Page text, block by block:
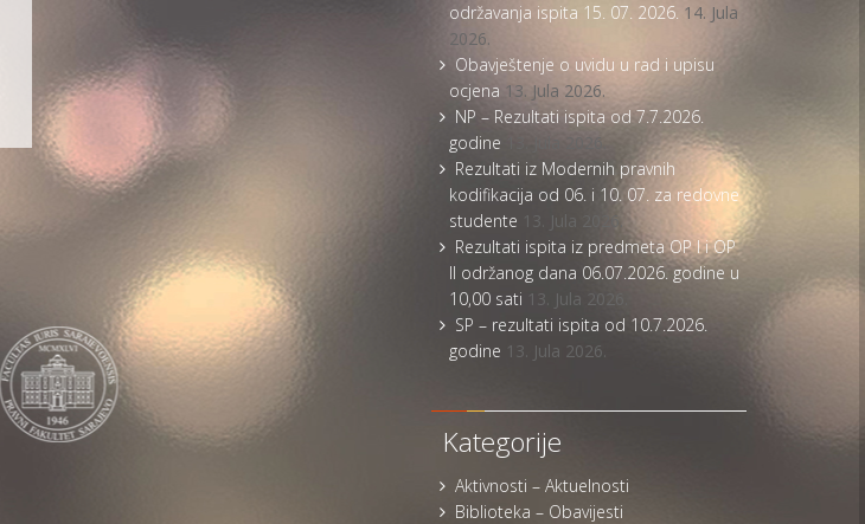
održavanja ispita 15. 07. 2026. 14. Jula
2026.
Obavještenje o uvidu u rad i upisu
ocjena 13. Jula 2026.
NP – Rezultati ispita od 7.7.2026.
godine
13. Jula 2026.
Rezultati iz Modernih pravnih
kodifikacija od 06. i 10. 07. za redovne
studente 13. Jula 2026.
Rezultati ispita iz predmeta OP I i OP
II održanog dana 06.07.2026. godine u
10,00 sati 13. Jula 2026.
SP – rezultati ispita od 10.7.2026.
godine 13. Jula 2026.
Kategorije
Aktivnosti – Aktuelnosti
Biblioteka – Obavijesti